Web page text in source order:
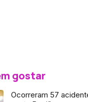
gostar
Ocorreram 57